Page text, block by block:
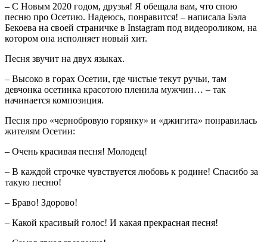
– С Новым 2020 годом, друзья! Я обещала вам, что спою
песню про Осетию. Надеюсь, понравится! – написала Бэла
Бекоева на своей страничке в Instagram под видеороликом, на
котором она исполняет новый хит.
Песня звучит на двух языках.
– Высоко в горах Осетии, где чистые текут ручьи, там
девчонка осетинка красотою пленила мужчин… – так
начинается композиция.
Песня про «чернобровую горянку» и «джигита» понравилась
жителям Осетии:
– Очень красивая песня! Молодец!
– В каждой строчке чувствуется любовь к родине! Спасибо за
такую песню!
– Браво! Здорово!
– Какой красивый голос! И какая прекрасная песня!